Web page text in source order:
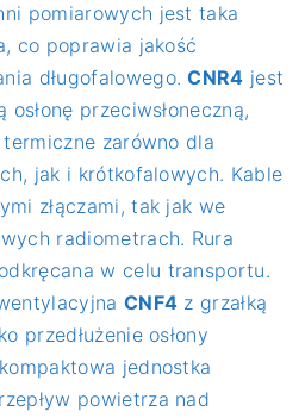
pomiarowych jest taka
co poprawia jakość
długofalowego.CNR4 jest
przeciwsłoneczną,
zarówno dla
jak i krótkofalowych. Kable
złączami, tak jak we
radiometrach. Rura
w celu transportu.
CNF4 z grzałką
przedłużenie osłony
jednostka
powietrza nad